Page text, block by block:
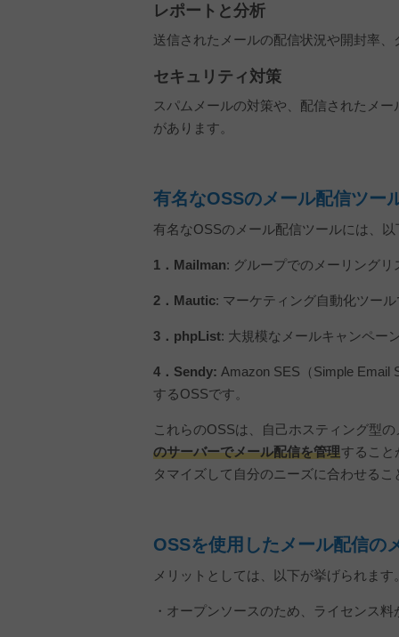
レポートと分析
送信されたメールの配信状況や開封率
セキュリティ対策
スパムメールの対策や、配信されたメ
があります。
有名なOSSのメール配信ツー
有名なOSSのメール配信ツールには、
1．Mailman: グループでのメーリング
2．Mautic: マーケティング自動化ツー
3．phpList: 大規模なメールキャンペー
4．Sendy: Amazon SES（Simple Email
するOSSです。
これらのOSSは、自己ホスティング型
のサーバーでメール配信を管理すること
タマイズして自分のニーズに合わせるこ
OSSを使用したメール配信の
メリットとしては、以下が挙げられます
・オープンソースのため、ライセンス